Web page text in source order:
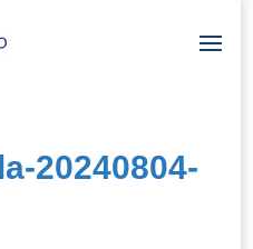
20240804-